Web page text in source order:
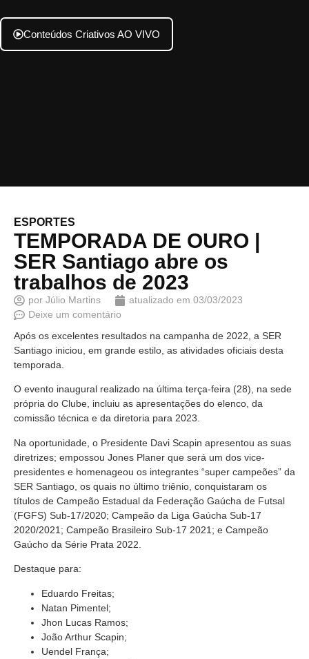
Conteúdos Criativos AO VIVO
ESPORTES
TEMPORADA DE OURO |
SER Santiago abre os
trabalhos de 2023
por Júlio Martins atualizado em 03/03/2023
Deixe um comentário
Após os excelentes resultados na campanha de 2022, a SER
Santiago iniciou, em grande estilo, as atividades oficiais desta
temporada.
O evento inaugural realizado na última terça-feira (28), na sede
própria do Clube, incluiu as apresentações do elenco, da
comissão técnica e da diretoria para 2023.
Na oportunidade, o Presidente Davi Scapin apresentou as suas
diretrizes; empossou Jones Planer que será um dos vice-
presidentes e homenageou os integrantes “super campeões” da
SER Santiago, os quais no último triênio, conquistaram os
títulos de Campeão Estadual da Federação Gaúcha de Futsal
(FGFS) Sub-17/2020; Campeão da Liga Gaúcha Sub-17
2020/2021; Campeão Brasileiro Sub-17 2021; e Campeão
Gaúcho da Série Prata 2022.
Destaque para:
Eduardo Freitas;
Natan Pimentel;
Jhon Lucas Ramos;
João Arthur Scapin;
Uendel França;